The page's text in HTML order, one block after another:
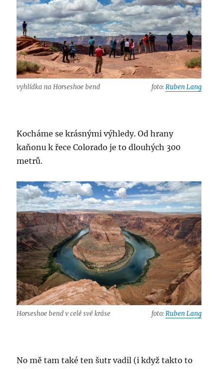
vyhlídka na Horseshoe bend foto:Ruben Lang
Kocháme se krásnými výhledy. Od hrany
kaňonu k řece Colorado je to dlouhých 300
metrů.
Horseshoe bend v celé své kráse foto:Ruben Lang
No mě tam také ten šutr vadil (i když takto to